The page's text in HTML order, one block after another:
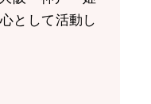
として活動し